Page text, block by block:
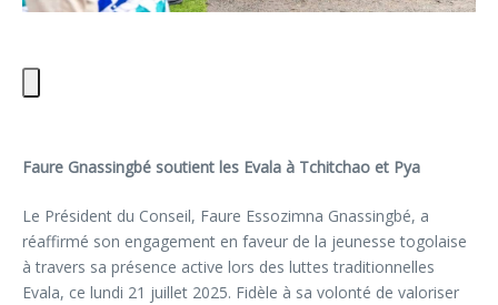
Faure Gnassingbé soutient les Evala à Tchitchao et Pya
Le Président du Conseil, Faure Essozimna Gnassingbé, a
réaffirmé son engagement en faveur de la jeunesse togolaise
à travers sa présence active lors des luttes traditionnelles
Evala, ce lundi 21 juillet 2025. Fidèle à sa volonté de valoriser